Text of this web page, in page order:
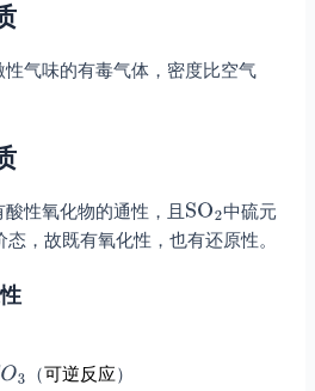
气味的有毒气体，密度比空气
性氧化物的通性，且
中硫元
，故既有氧化性，也有还原性。
（可逆反应）